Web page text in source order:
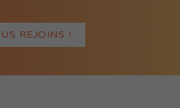
REJOINS !